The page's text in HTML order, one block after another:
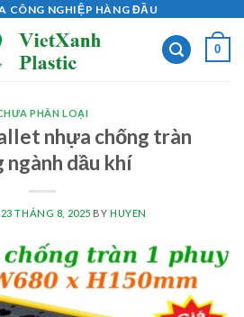
CÔNG NGHIỆP HÀNG ĐẦU
0
PHÂN LOẠI
nhựa chống tràn
ngành dầu khí
23 THÁNG 8, 2025 BY HUYEN